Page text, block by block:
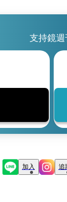
支持鏡週
加入 追